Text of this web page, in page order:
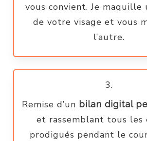
vous convient. Je maquille
de votre visage et vous
l’autre.
3.
Remise d’un bilan digital
et rassemblant tous les
prodigués pendant le